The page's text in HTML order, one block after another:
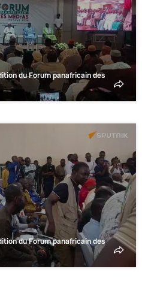
du Forum panafricain des
du Forum panafricain des